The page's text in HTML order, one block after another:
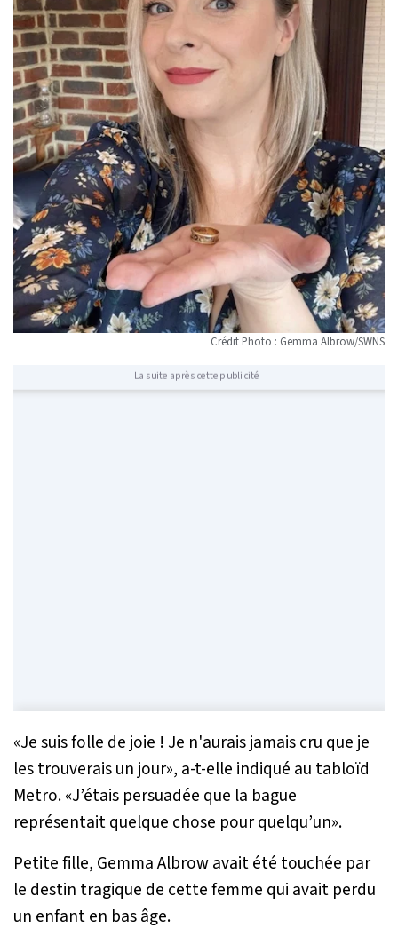
Crédit Photo : Gemma Albrow/SWNS
La suite après cette publicité
«Je suis folle de joie ! Je n'aurais jamais cru que je
les trouverais un jour», a-t-elle indiqué au tabloïd
Metro. «J’étais persuadée que la bague
représentait quelque chose pour quelqu’un».
Petite fille, Gemma Albrow avait été touchée par
le destin tragique de cette femme qui avait perdu
un enfant en bas âge.